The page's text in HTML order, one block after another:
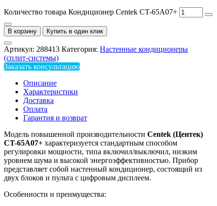
Количество товара Кондиционер Centek CT-65А07+
В корзину Купить в один клик
Артикул: 288413 Категория: Настенные кондиционеры
(сплит-системы)
Заказать консультацию
Описание
Характеристики
Доставка
Оплата
Гарантия и возврат
Модель повышенной производительности Centek (Центек)
CT-65А07+ характеризуется стандартным способом
регулировки мощности, типа включил/выключил, низким
уровнем шума и высокой энергоэффективностью. Прибор
представляет собой настенный кондиционер, состоящий из
двух блоков и пульта с цифровым дисплеем.
Особенности и преимущества: